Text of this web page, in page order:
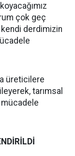
çok geç
kendi derdimizin
üreticilere
tarımsal